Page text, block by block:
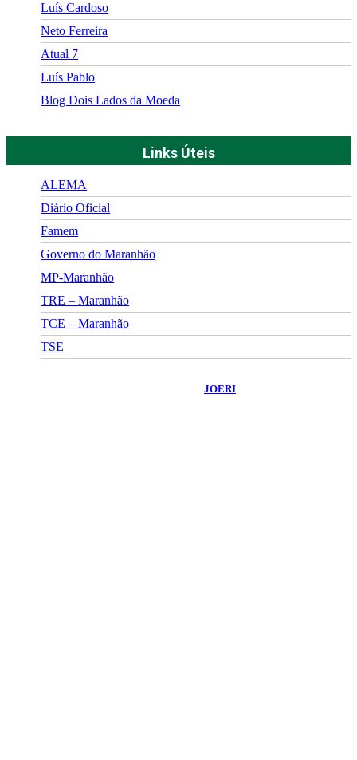
Luís Cardoso
Neto Ferreira
Atual 7
Luís Pablo
Blog Dois Lados da Moeda
Links Úteis
ALEMA
Diário Oficial
Famem
Governo do Maranhão
MP-Maranhão
TRE – Maranhão
TCE – Maranhão
TSE
JOERI